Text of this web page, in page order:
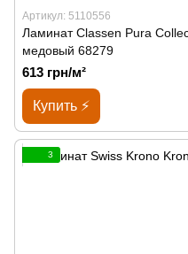
Артикул: 5110556
Ламинат Classen Pura
медовый 68279
613 грн/м²
Купить ⚡
3